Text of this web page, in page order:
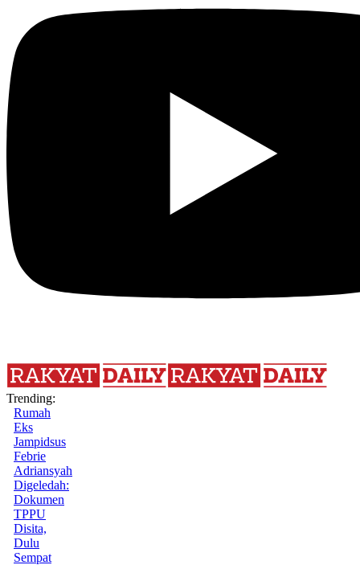
Trending:
Rumah
Eks
Jampidsus
Febrie
Adriansyah
Digeledah:
Dokumen
TPPU
Disita,
Dulu
Sempat